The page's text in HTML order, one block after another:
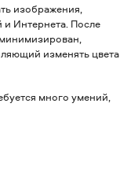
изображения,
и Интернета. После
изменять цвета
много умений,